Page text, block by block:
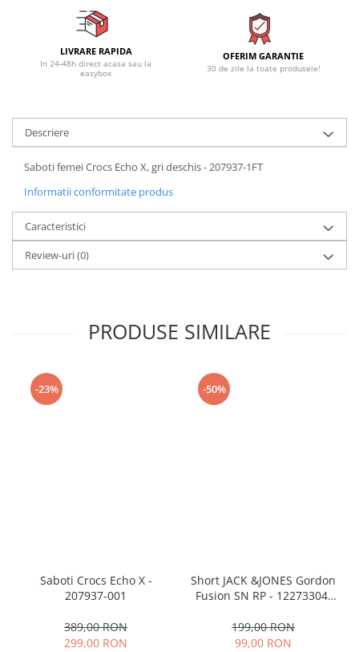
LIVRARE RAPIDA
In 24-48h direct acasa sau la
easybox
OFERIM GARANTIE
30 de zile la toate produsele!
Descriere
Saboti femei Crocs Echo X, gri deschis - 207937-1FT
Informatii conformitate produs
Caracteristici
Review-uri(0)
PRODUSE SIMILARE
-23%
Saboti Crocs Echo X -
207937-001
389,00 RON
299,00 RON
-50%
Short JACK &JONES Gordon
Fusion SN RP - 12273304-
199,00 RON
99,00 RON